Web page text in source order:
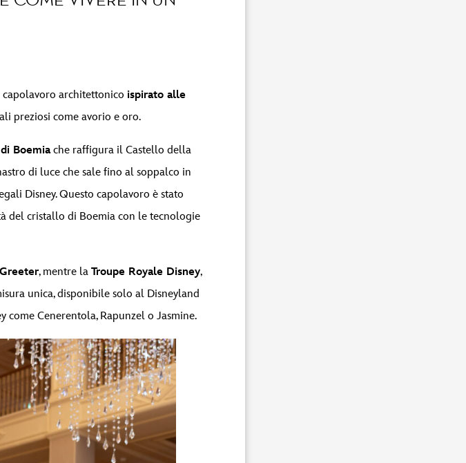
architettonico ispirato alle
preziosi come avorio e oro.
Boemiache raffigura il Castello della
di luce che sale fino al soppalco in
Disney. Questo capolavoro è stato
del cristallo di Boemia con le tecnologie
, mentre la Troupe Royale Disney,
unica, disponibile solo al Disneyland
come Cenerentola, Rapunzel o Jasmine.